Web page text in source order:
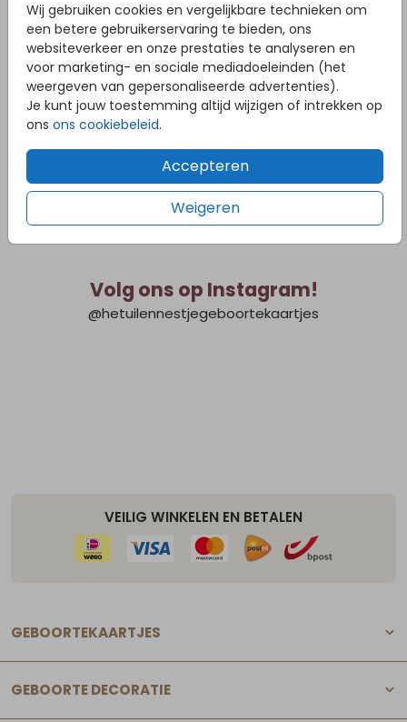
Wij gebruiken cookies en vergelijkbare technieken om
een betere gebruikerservaring te bieden, ons
websiteverkeer en onze prestaties te analyseren en
voor marketing- en sociale mediadoeleinden (het
weergeven van gepersonaliseerde advertenties).
Je kunt jouw toestemming altijd wijzigen of intrekken op
ons ons cookiebeleid.
Accepteren
Weigeren
Volg ons op Instagram!
@hetuilennestjegeboortekaartjes
VEILIG WINKELEN EN BETALEN
GEBOORTEKAARTJES
GEBOORTE DECORATIE